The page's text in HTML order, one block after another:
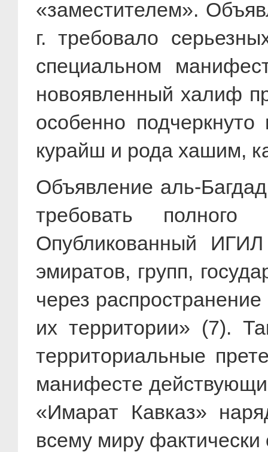
«заместителем».
г. требовало
специальном
новоявленный халиф
особенно
курайш и рода хашим,
Объявление аль-
требовать
Опубликованный
эмиратов, групп,
через
их территории» (7).
территориальные
манифесте
«Имарат Кавказ»
всему миру